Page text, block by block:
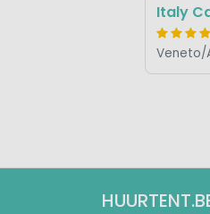
Italy